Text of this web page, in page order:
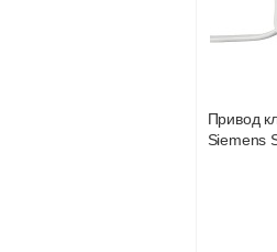
решеткой
Привод
Siemens